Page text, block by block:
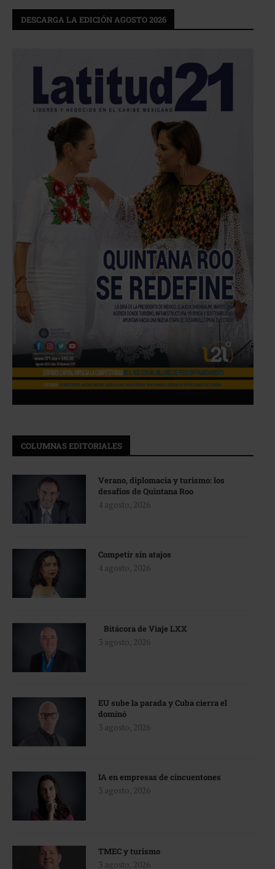
DESCARGA LA EDICIÓN AGOSTO 2026
COLUMNAS EDITORIALES
Verano, diplomacia y turismo: los
desafíos de Quintana Roo
4 agosto, 2026
Competir sin atajos
4 agosto, 2026
Bitácora de Viaje LXX
3 agosto, 2026
EU sube la parada y Cuba cierra el
dominó
3 agosto, 2026
IA en empresas de cincuentones
3 agosto, 2026
TMEC y turismo
3 agosto, 2026